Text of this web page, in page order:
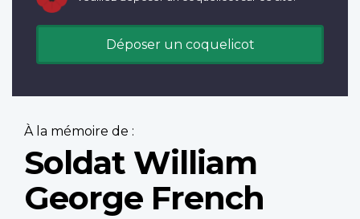
Déposer un coquelicot
À la mémoire de :
Soldat William
George French